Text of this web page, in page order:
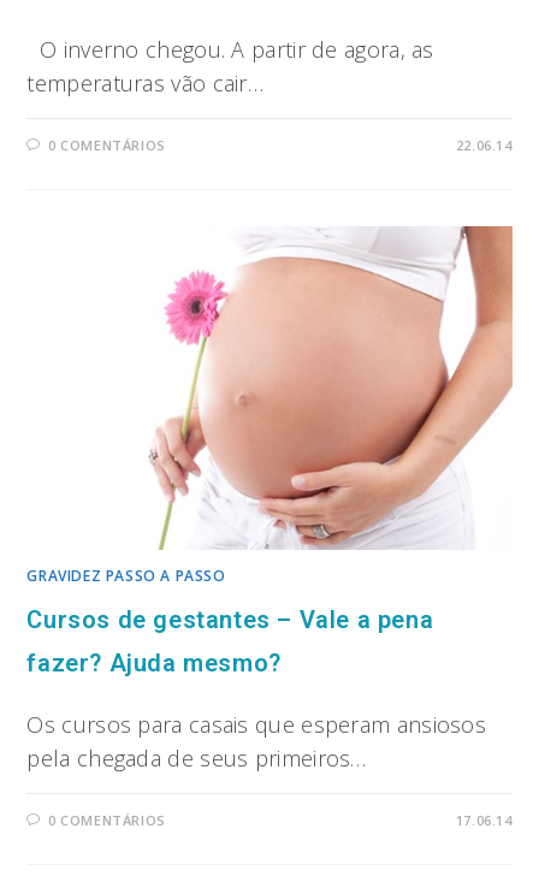
O inverno chegou. A partir de agora, as
temperaturas vão cair…
0 COMENTÁRIOS 22.06.14
GRAVIDEZ PASSO A PASSO
Cursos de gestantes – Vale a pena
fazer? Ajuda mesmo?
Os cursos para casais que esperam ansiosos
pela chegada de seus primeiros…
0 COMENTÁRIOS 17.06.14